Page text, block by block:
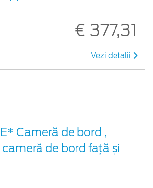
€ 377,31
Vezi detalii
Cameră de bord ,
de bord față și